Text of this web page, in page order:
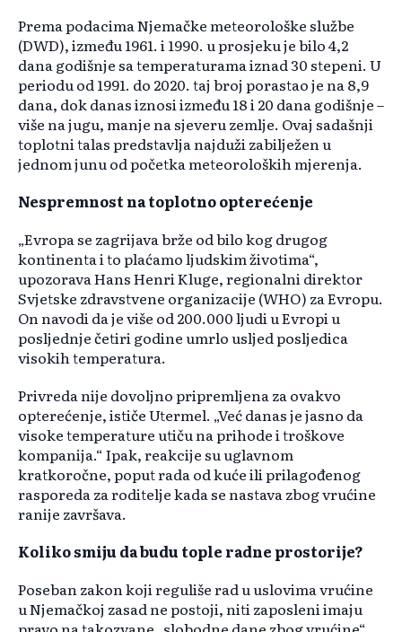
Prema podacima Njemačke meteorološke službe
(DWD), između 1961. i 1990. u prosjeku je bilo 4,2
dana godišnje sa temperaturama iznad 30 stepeni. U
periodu od 1991. do 2020. taj broj porastao je na 8,9
dana, dok danas iznosi između 18 i 20 dana godišnje –
više na jugu, manje na sjeveru zemlje. Ovaj sadašnji
toplotni talas predstavlja najduži zabilježen u
jednom junu od početka meteoroloških mjerenja.
Nespremnost na toplotno opterećenje
„Evropa se zagrijava brže od bilo kog drugog
kontinenta i to plaćamo ljudskim životima“,
upozorava Hans Henri Kluge, regionalni direktor
Svjetske zdravstvene organizacije (WHO) za Evropu.
On navodi da je više od 200.000 ljudi u Evropi u
posljednje četiri godine umrlo usljed posljedica
visokih temperatura.
Privreda nije dovoljno pripremljena za ovakvo
opterećenje, ističe Utermel. „Već danas je jasno da
visoke temperature utiču na prihode i troškove
kompanija.“ Ipak, reakcije su uglavnom
kratkoročne, poput rada od kuće ili prilagođenog
rasporeda za roditelje kada se nastava zbog vrućine
ranije završava.
Koliko smiju da budu tople radne prostorije?
Poseban zakon koji reguliše rad u uslovima vrućine
u Njemačkoj zasad ne postoji, niti zaposleni imaju